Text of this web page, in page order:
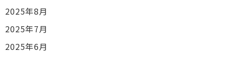
2025年8月
2025年7月
2025年6月